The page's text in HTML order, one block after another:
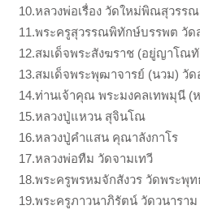
10.หลวงพ่อเรื่อง วัดใหม่พิณสุวรรณ
11.พระครูสุวรรณพิทักษ์บรรพต วัด
12.สมเด็จพระสังฆราช (อยู่ญาโณ
13.สมเด็จพระพุฒาจารย์ (นวม) วัด
14.ท่านเจ้าคุณ พระมงคลเทพมุนี (
15.หลวงปู่แหวน สุจินโณ
16.หลวงปู่คำแสน คุณาลังกาโร
17.หลวงพ่อทืม วัดจามเทวี
18.พระครูพรหมจักสังวร วัดพระพุ
19.พระครูภาวนาภิรัตน์ วัดวนาราม